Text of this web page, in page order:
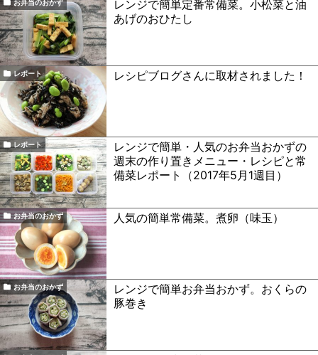
お弁当のおかず
レンジで簡単定番常備菜。小松菜と油
あげのおひたし
レポート レシピブログさんに取材されました！
レポート
レンジで簡単・人気のお弁当おかずの
週末の作り置きメニュー・レシピと常
備菜レポート（2017年5月1週目）
お弁当のおかず 人気の簡単常備菜。煮卵（味玉）
お弁当のおかず
レンジで簡単お弁当おかず。おくらの
豚巻き